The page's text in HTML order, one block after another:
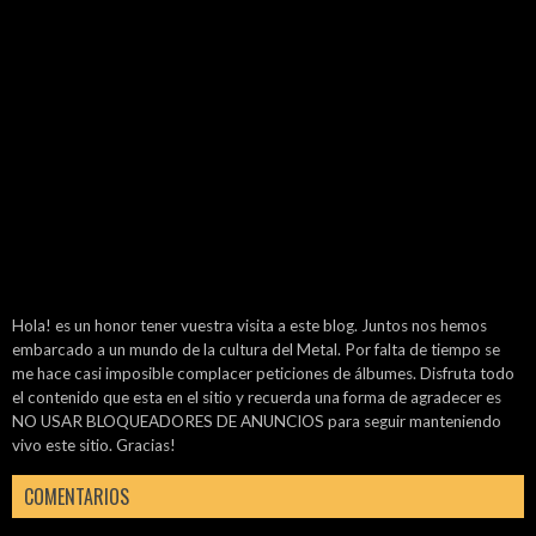
Hola! es un honor tener vuestra visita a este blog. Juntos nos hemos
embarcado a un mundo de la cultura del Metal. Por falta de tiempo se
me hace casi imposible complacer peticiones de álbumes. Disfruta todo
el contenido que esta en el sitio y recuerda una forma de agradecer es
NO USAR BLOQUEADORES DE ANUNCIOS para seguir manteniendo
vivo este sitio. Gracias!
COMENTARIOS